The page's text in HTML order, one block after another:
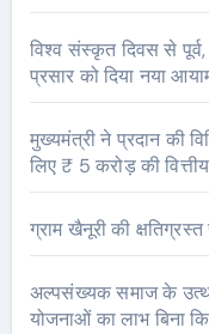
विश्व संस्कृत दिवस से
प्रसार को दिया नया
मुख्यमंत्री ने प्रदान की
लिए ₹ 5 करोड़ की
ग्राम खैनूरी की
अल्पसंख्यक समाज के
योजनाओं का लाभ बिना